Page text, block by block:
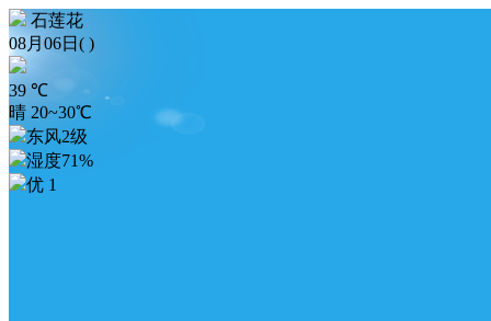
石莲花
08月06日( )
39 ℃
晴 20~30℃
东风2级
湿度71%
优 1